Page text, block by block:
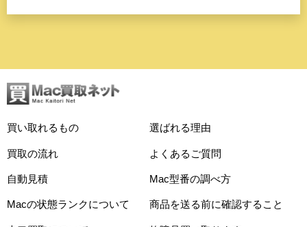
買い取れるもの 選ばれる理由
買取の流れ よくあるご質問
自動見積 Mac型番の調べ方
Macの状態ランクについて 商品を送る前に確認すること